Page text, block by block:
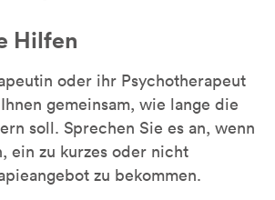
Hilfen
oder ihr Psychotherapeut
gemeinsam, wie lange die
soll. Sprechen Sie es an, wenn
ein zu kurzes oder nicht
zu bekommen.